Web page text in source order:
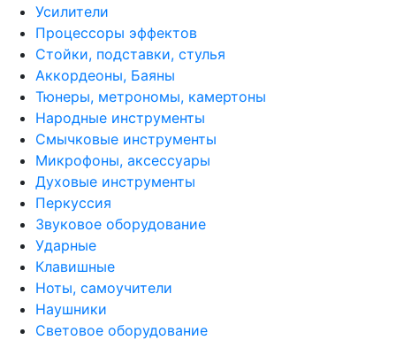
Усилители
Процессоры эффектов
Стойки, подставки, стулья
Аккордеоны, Баяны
Тюнеры, метрономы, камертоны
Народные инструменты
Смычковые инструменты
Микрофоны, аксессуары
Духовые инструменты
Перкуссия
Звуковое оборудование
Ударные
Клавишные
Ноты, самоучители
Наушники
Световое оборудование